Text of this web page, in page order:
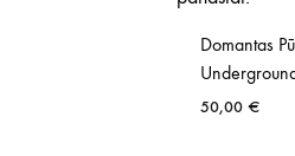
Domantas
50,00€